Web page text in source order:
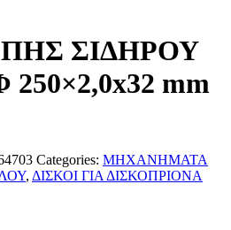
ΣΙΔΗΡΟΥ
250×2,0x32 mm
Categories: ΜΗΧΑΝΗΜΑΤΑ
, ΔΙΣΚΟΙ ΓΙΑ ΔΙΣΚΟΠΡΙΟΝΑ